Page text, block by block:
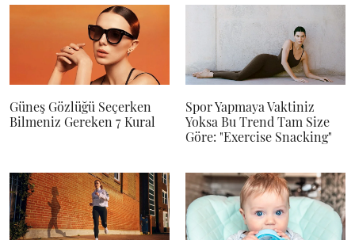
Güneş Gözlüğü Seçerken
Bilmeniz Gereken 7 Kural
Spor Yapmaya Vaktiniz
Yoksa Bu Trend Tam Size
Göre: "Exercise Snacking"